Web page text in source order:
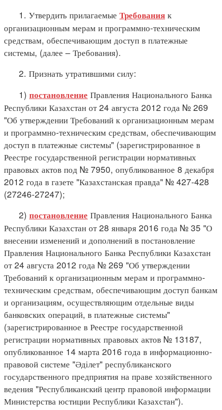
1. Утвердить прилагаемые Требования к
организационным мерам и программно-техническим
средствам, обеспечивающим доступ в платежные
системы, (далее – Требования).
2. Признать утратившими силу:
1) постановление Правления Национального Банка
Республики Казахстан от 24 августа 2012 года № 269
"Об утверждении Требований к организационным мерам
и программно-техническим средствам, обеспечивающим
доступ в платежные системы" (зарегистрированное в
Реестре государственной регистрации нормативных
правовых актов под № 7950, опубликованное 8 декабря
2012 года в газете "Казахстанская правда" № 427-428
(27246-27247);
2) постановление Правления Национального Банка
Республики Казахстан от 28 января 2016 года № 35 "О
внесении изменений и дополнений в постановление
Правления Национального Банка Республики Казахстан
от 24 августа 2012 года № 269 "Об утверждении
Требований к организационным мерам и программно-
техническим средствам, обеспечивающим доступ банкам
и организациям, осуществляющим отдельные виды
банковских операций, в платежные системы"
(зарегистрированное в Реестре государственной
регистрации нормативных правовых актов № 13187,
опубликованное 14 марта 2016 года в информационно-
правовой системе "Әділет" республиканского
государственного предприятия на праве хозяйственного
ведения "Республиканский центр правовой информации
Министерства юстиции Республики Казахстан").